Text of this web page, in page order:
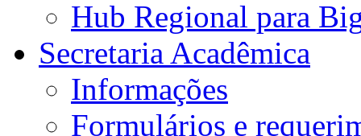
Hub Regional para
Secretaria Acadêmica
Informações
Formulários e